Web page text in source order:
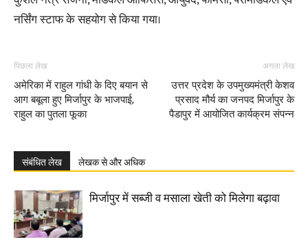
नर्सिंग स्टाफ के सहयोग से किया गया।
पिछला लेख
अमेरिका में राहुल गांधी के दिए बयान से
आग बबूला हुए मिर्जापुर के भाजपाई,
राहुल का पुतला फूका
अगला लेख
उत्तर प्रदेश के उपमुख्यमंत्री केशव
प्रसाद मौर्य का जनपद मिर्जापुर के
पैडापुर में आयोजित कार्यक्रम संपन्न
संबंधित लेख लेखक से और अधिक
मिर्जापुर में सब्जी व मसाला खेती को मिलेगा बढ़ावा